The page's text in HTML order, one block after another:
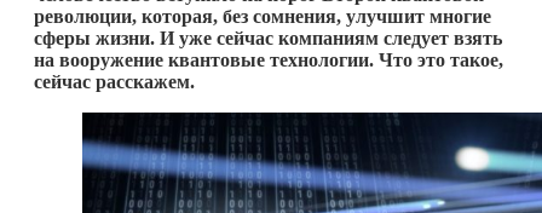
революции, которая, без сомнения, улучшит многие
сферы жизни. И уже сейчас компаниям следует взять
на вооружение квантовые технологии. Что это такое,
сейчас расскажем.